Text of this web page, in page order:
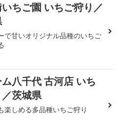
ちご園 いちご狩り／
で甘いオリジナル品種のいちご
八千代 古河店 いち
茨城県
楽しめる多品種いちご狩り